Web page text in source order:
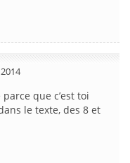
que c’est toi
le texte, des 8 et